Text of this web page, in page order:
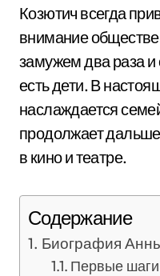
Козютич всегда
внимание
замужем два раза
есть дети. В
наслаждается
продолжает
в кино и театре.
Содержание
Биография
Первые шаги